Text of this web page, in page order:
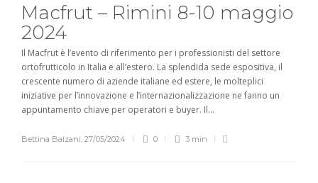
Macfrut – Rimini 8-10 maggio
2024
Il Macfrut è l’evento di riferimento per i professionisti del settore
ortofrutticolo in Italia e all’estero. La splendida sede espositiva, il
crescente numero di aziende italiane ed estere, le molteplici
iniziative per l’innovazione e l’internazionalizzazione ne fanno un
appuntamento chiave per operatori e buyer. Il...
Bettina Balzani 27/05/2024 0 3 min